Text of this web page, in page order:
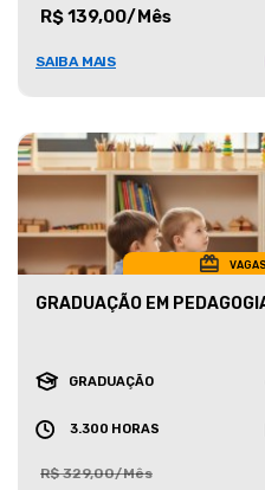
R$ 139,00/Mês
SAIBA MAIS
GRADUAÇÃO EM
GRADUAÇÃO
3.300 HORAS
R$ 329,00/Mês